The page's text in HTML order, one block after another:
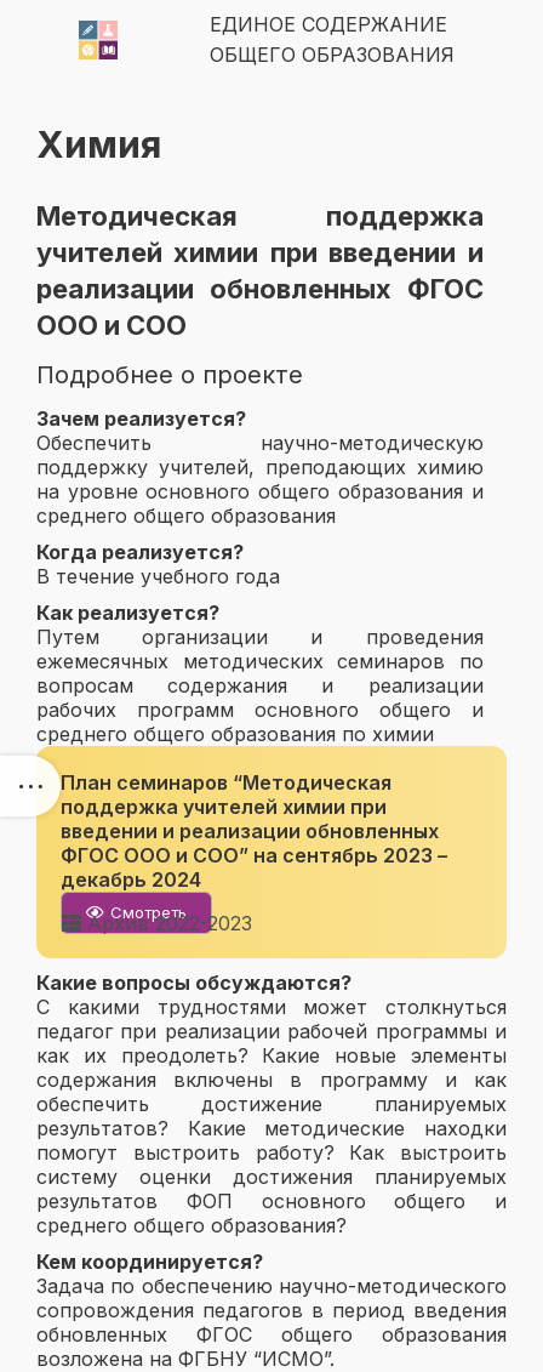
ЕДИНОЕ СОДЕРЖАНИЕ
ОБЩЕГО ОБРАЗОВАНИЯ
Химия
Методическая поддержка
учителей химии при введении и
реализации обновленных ФГОС
ООО и СОО
Подробнее о проекте
Зачем реализуется?
Обеспечить научно-методическую
поддержку учителей, преподающих химию
на уровне основного общего образования и
среднего общего образования
Когда реализуется?
В течение учебного года
Как реализуется?
Путем организации и проведения
ежемесячных методических семинаров по
вопросам содержания и реализации
рабочих программ основного общего и
среднего общего образования по химии
План семинаров “Методическая
поддержка учителей химии при
введении и реализации обновленных
ФГОС ООО и СОО” на сентябрь 2023 –
декабрь 2024
Смотреть
Архив 2022-2023
Какие вопросы обсуждаются?
С какими трудностями может столкнуться
педагог при реализации рабочей программы и
как их преодолеть? Какие новые элементы
содержания включены в программу и как
обеспечить достижение планируемых
результатов? Какие методические находки
помогут выстроить работу? Как выстроить
систему оценки достижения планируемых
результатов ФОП основного общего и
среднего общего образования?
Кем координируется?
Задача по обеспечению научно-методического
сопровождения педагогов в период введения
обновленных ФГОС общего образования
возложена на ФГБНУ “ИСМО”.